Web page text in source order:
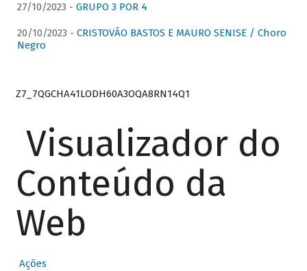
27/10/2023 - GRUPO 3 POR 4
20/10/2023 - CRISTOVÃO BASTOS E MAURO SENISE / Choro
Negro
Z7_7QGCHA41LODH60A3OQA8RN14Q1
Visualizador do
Conteúdo da
Web
Ações